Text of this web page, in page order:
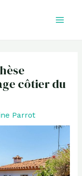
côtier du
Parrot